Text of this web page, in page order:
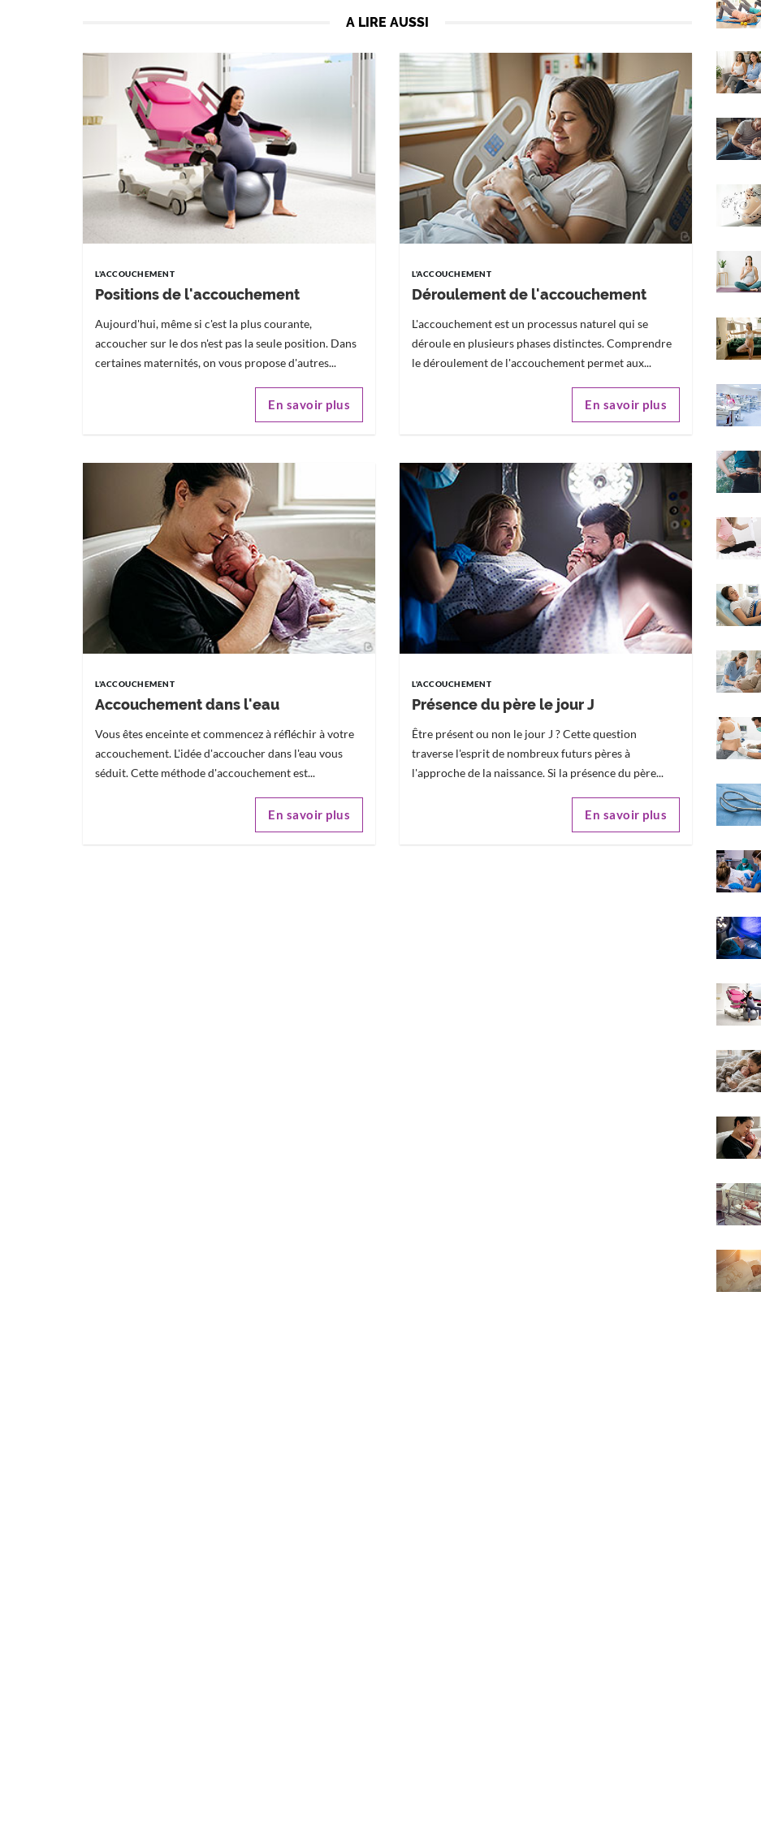
A LIRE AUSSI
L'ACCOUCHEMENT
Positions de l'accouchement
Aujourd'hui, même si c'est la plus courante,
accoucher sur le dos n'est pas la seule position. Dans
certaines maternités, on vous propose d'autres...
En savoir plus
L'ACCOUCHEMENT
Déroulement de l'accouchement
L'accouchement est un processus naturel qui se
déroule en plusieurs phases distinctes. Comprendre
le déroulement de l'accouchement permet aux...
En savoir plus
L'ACCOUCHEMENT
Accouchement dans l'eau
Vous êtes enceinte et commencez à réfléchir à votre
accouchement. L'idée d'accoucher dans l'eau vous
séduit. Cette méthode d'accouchement est...
En savoir plus
L'ACCOUCHEMENT
Présence du père le jour J
Être présent ou non le jour J ? Cette question
traverse l'esprit de nombreux futurs pères à
l'approche de la naissance. Si la présence du père...
En savoir plus